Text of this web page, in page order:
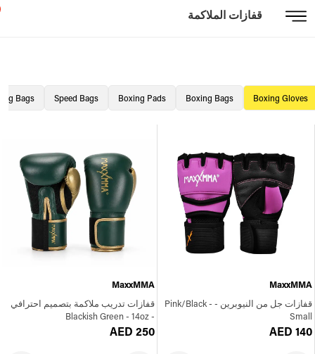
قفازات الملاكمة
Boxing Gloves
Boxing Bags
Boxing Pads
Speed Bags
Bags
MaxxMMA
قفازات جل من النيوبرين - Pink/Black -
Small
AED 140
MaxxMMA
قفازات تدريب ملاكمة بتصميم احترافي
- Blackish Green - 14oz
AED 250